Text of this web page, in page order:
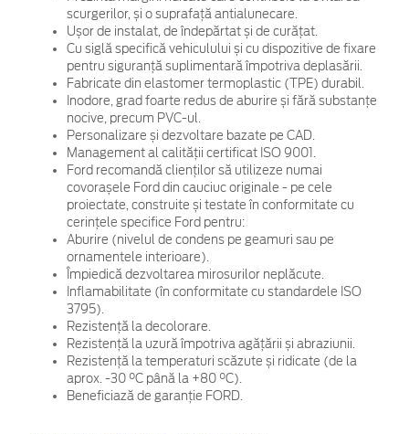
scurgerilor, și o suprafață antialunecare.
Ușor de instalat, de îndepărtat și de curățat.
Cu siglă specifică vehiculului și cu dispozitive de fixare
pentru siguranță suplimentară împotriva deplasării.
Fabricate din elastomer termoplastic (TPE) durabil.
Inodore, grad foarte redus de aburire și fără substanțe
nocive, precum PVC-ul.
Personalizare și dezvoltare bazate pe CAD.
Management al calității certificat ISO 9001.
Ford recomandă clienților să utilizeze numai
covorașele Ford din cauciuc originale - pe cele
proiectate, construite și testate în conformitate cu
cerințele specifice Ford pentru:
Aburire (nivelul de condens pe geamuri sau pe
ornamentele interioare).
Împiedică dezvoltarea mirosurilor neplăcute.
Inflamabilitate (în conformitate cu standardele ISO
3795).
Rezistență la decolorare.
Rezistență la uzură împotriva agățării și abraziunii.
Rezistență la temperaturi scăzute și ridicate (de la
aprox. -30 °C până la +80 °C).
Beneficiază de garanție FORD.